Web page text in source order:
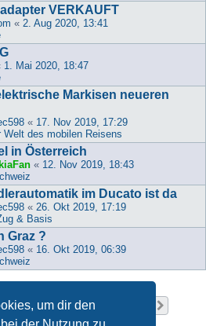
um dir den
VERKAUFT
« 2. Aug 2020, 13:41
1. Mai 2020, 18:47
Markisen neueren
« 17. Nov 2019, 17:29
Welt des mobilen Reisens
in Österreich
« 12. Nov 2019, 18:43
im Ducato ist da
« 26. Okt 2019, 17:19
& Basis
Graz ?
« 16. Okt 2019, 06:39
Seite1 von37
1 2 3 4